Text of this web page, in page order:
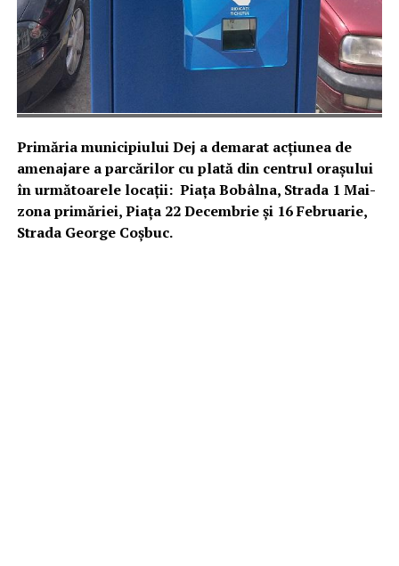
Primăria municipiului Dej a demarat acțiunea de
amenajare a parcărilor cu plată din centrul orașului
în următoarele locații: Piața Bobâlna, Strada 1 Mai-
zona primăriei, Piața 22 Decembrie și 16 Februarie,
Strada George Coșbuc.